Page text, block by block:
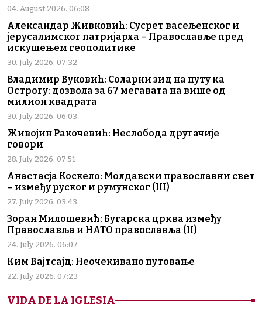
04. August 2026. 06:08
Александар Живковић: Сусрет васељенског и
јерусалимског патријарха – Православље пред
искушењем геополитике
30. July 2026. 07:32
Владимир Вуковић: Соларни зид на путу ка
Острогу: дозвола за 67 мегавата на више од
милион квадрата
30. July 2026. 06:03
Живојин Ракочевић: Неслобода другачије
говори
28. July 2026. 07:51
Анастасја Коскело: Молдавски православни свет
– између руског и румунског (III)
27. July 2026. 03:43
Зоран Милошевић: Бугарска црква између
Православља и НАТО православља (II)
24. July 2026. 06:07
Ким Вајтсајд: Неочекивано путовање
22. July 2026. 07:23
VIDA DE LA IGLESIA